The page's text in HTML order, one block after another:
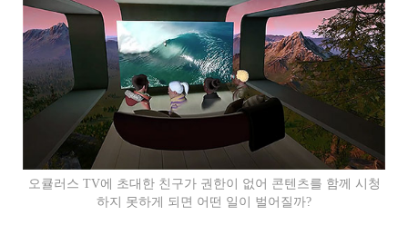
오큘러스 TV에 초대한 친구가 권한이 없어 콘텐츠를 함께 시청
하지 못하게 되면 어떤 일이 벌어질까?